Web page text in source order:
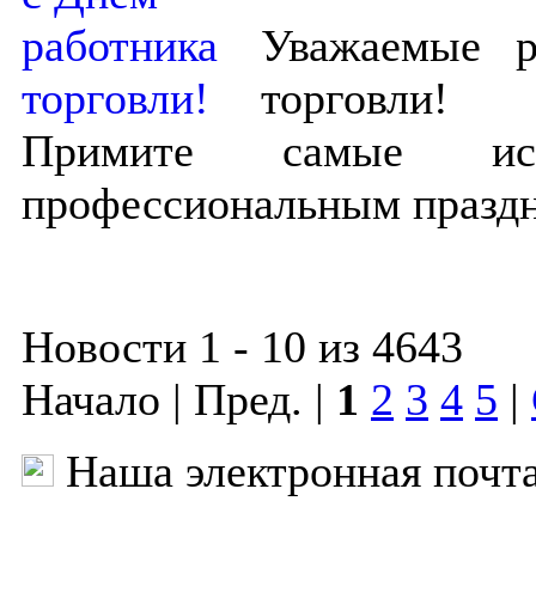
Уважаемые
торговли!
Примите самые
профессиональным
Новости 1 - 10 из 4643
Начало | Пред. | 1 2 3 4 5 |
Наша электронная